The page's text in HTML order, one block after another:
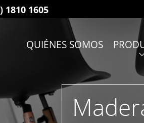
1810 1605
QUIÉNES SOMOS